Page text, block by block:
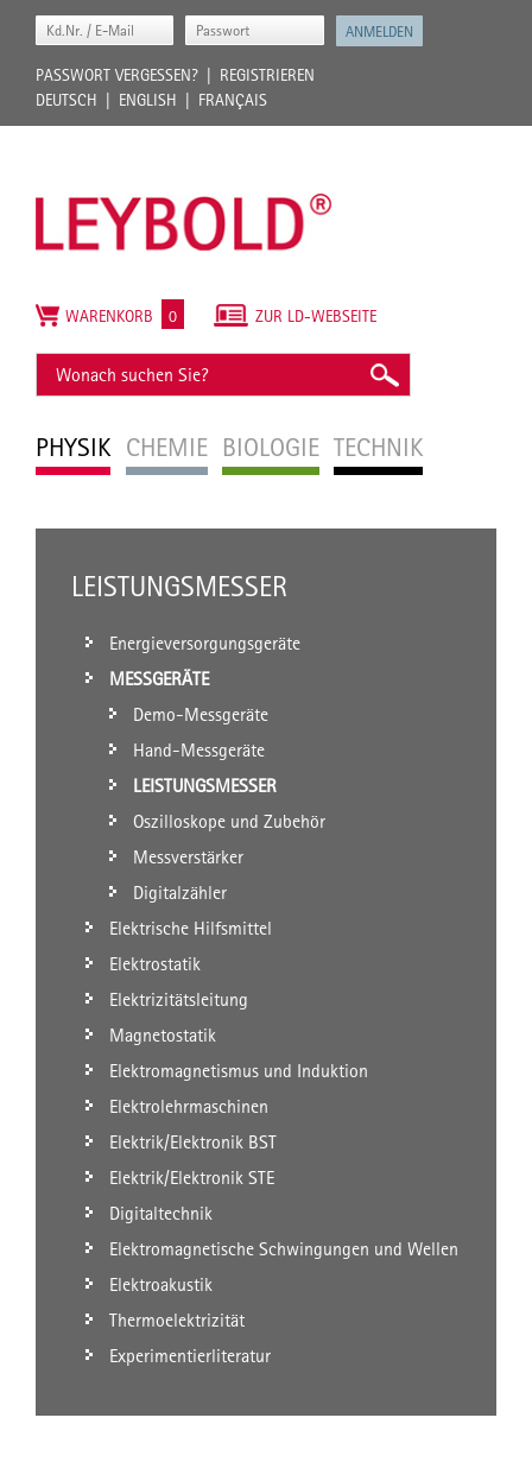
PASSWORT VERGESSEN?
REGISTRIEREN
DEUTSCH
ENGLISH FRANÇAIS
PHYSIK CHEMIE BIOLOGIE TECHNIK
ZUR LD-WEBSEITE
WARENKORB 0
LEISTUNGSMESSER
Energieversorgungsgeräte
MESSGERÄTE
Demo-Messgeräte
Hand-Messgeräte
LEISTUNGSMESSER
Oszilloskope und Zubehör
Messverstärker
Digitalzähler
Elektrische Hilfsmittel
Elektrostatik
Elektrizitätsleitung
Magnetostatik
Elektromagnetismus und Induktion
Elektrolehrmaschinen
Elektrik/Elektronik BST
Elektrik/Elektronik STE
Digitaltechnik
Elektromagnetische Schwingungen und Wellen
Elektroakustik
Thermoelektrizität
Experimentierliteratur